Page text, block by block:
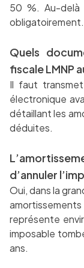
50 %. Au-delà
obligatoirement.
Quels
fiscale LMNP
Il faut
électronique
détaillant les
déduites.
d’annuler
Oui, dans la
représente
imposable
ans.